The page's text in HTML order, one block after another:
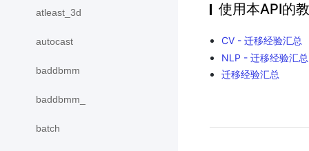
atleast_3d
autocast
baddbmm
baddbmm_
batch
使用本API的
CV - 迁移经验汇总
NLP - 迁移经验汇总
迁移经验汇总